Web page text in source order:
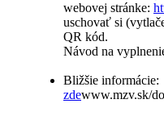
webovej stránke:
uschovať si
QR kód.
Návod na
Bližšie informácie:
zdewww.mzv.sk/